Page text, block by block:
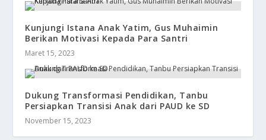
Kunjungi Istana Anak Yatim, Gus Muhaimin
Berikan Motivasi Kepada Para Santri
Maret 15, 2023
Dukung Transformasi Pendidikan, Tanbu
Persiapkan Transisi Anak dari PAUD ke SD
November 15, 2023